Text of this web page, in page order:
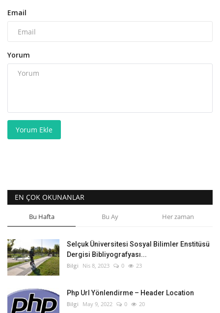
Email
Yorum
Yorum Ekle
EN ÇOK OKUNANLAR
Bu Hafta Bu Ay Her zaman
Selçuk Üniversitesi Sosyal Bilimler Enstitüsü
Dergisi Bibliyografyası...
Bilgi Nis 8, 2023 0 23
Php Url Yönlendirme – Header Location
Bilgi May 9, 2022 0 20